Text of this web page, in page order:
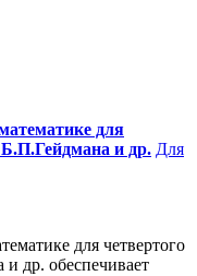
для
Б.П.Гейдмана и др. Для
для четвертого
др. обеспечивает